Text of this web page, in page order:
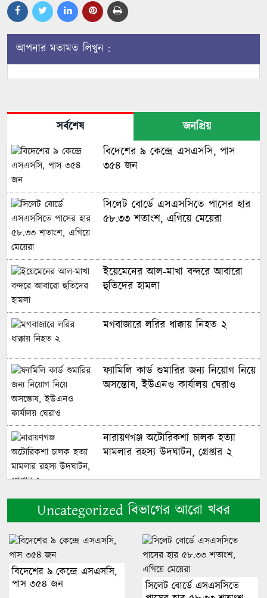
আপনার মতামত লিখুন :
সর্বশেষ
জনপ্রিয়
বিদেশের ৯ কেন্দ্রে এসএসসি, পাস
৩৫৪ জন
সিলেট বোর্ডে এসএসসিতে পাসের হার
৫৮.৩৩ শতাংশ, এগিয়ে মেয়েরা
ইয়েমেনের আল-মাখা বন্দরে আবারো
হুতিদের হামলা
মগবাজারে লরির ধাক্কায় নিহত ২
ফ্যামিলি কার্ড শুমারির জন্য নিয়োগ নিয়ে
অসন্তোষ, ইউএনও কার্যালয় ঘেরাও
নারায়ণগঞ্জ অটোরিকশা চালক হত্যা
মামলার রহস্য উদঘাটন, গ্রেপ্তার ২
টাকায় মিলবে বিদেশ ভ্রমণ প্যাকেজ
নতুন রাষ্ট্রপতির শপথ অনুষ্ঠান
পরিচালনায় ৬ কমিটি
Uncategorized বিভাগের আরো খবর
বিদেশের ৯ কেন্দ্রে এসএসসি,
পাস ৩৫৪ জন
সিলেট বোর্ডে এসএসসিতে